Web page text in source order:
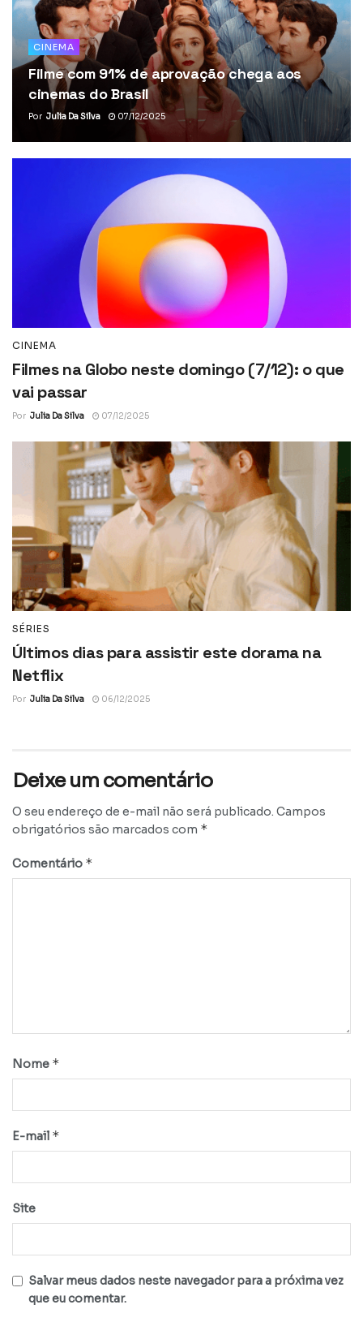
CINEMA
Filme com 91% de aprovação chega aos
cinemas do Brasil
Por Julia Da Silva 07/12/2025
CINEMA
Filmes na Globo neste domingo (7/12): o que
vai passar
Por Julia Da Silva 07/12/2025
SÉRIES
Últimos dias para assistir este dorama na
Netflix
Por Julia Da Silva 06/12/2025
Deixe um comentário
O seu endereço de e-mail não será publicado. Campos
obrigatórios são marcados com *
Comentário *
Nome *
E-mail *
Site
Salvar meus dados neste navegador para a próxima vez
que eu comentar.